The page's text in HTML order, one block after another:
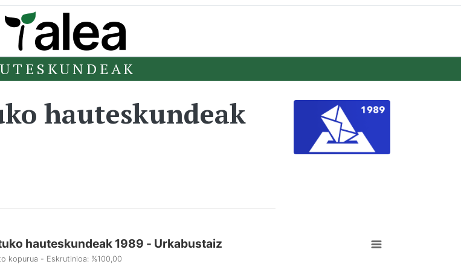
hauteskundeak
hauteskundeak 1989 - Urkabustaiz
kopurua - Eskrutinioa: %100,00